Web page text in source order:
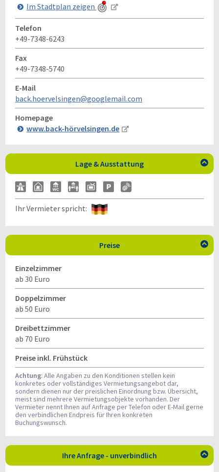
Im Stadtplan zeigen
Telefon
+49-7348-6243
Fax
+49-7348-5740
E-Mail
back.hoervelsingen@googlemail.com
Homepage
www.back-hörvelsingen.de
Lage & Ausstattung 
Ihr Vermieter spricht:
Preise 
Einzelzimmer
ab 30 Euro
Doppelzimmer
ab 50 Euro
Dreibettzimmer
ab 70 Euro
Preise inkl. Frühstück
Achtung: Alle Angaben zu den Konditionen stellen kein
konkretes oder vollständiges Vermietungsangebot dar,
sondern dienen nur der preislichen Einordnung bzw. Übersicht,
meist sind mehrere Vermietungsobjekte vorhanden. Der
Vermieter nennt Ihnen auf Anfrage per Telefon oder E-Mail gerne
den verbindlichen Endpreis für Ihren konkreten
Buchungswunsch.
Ihre Anfrage - unverbindlich 